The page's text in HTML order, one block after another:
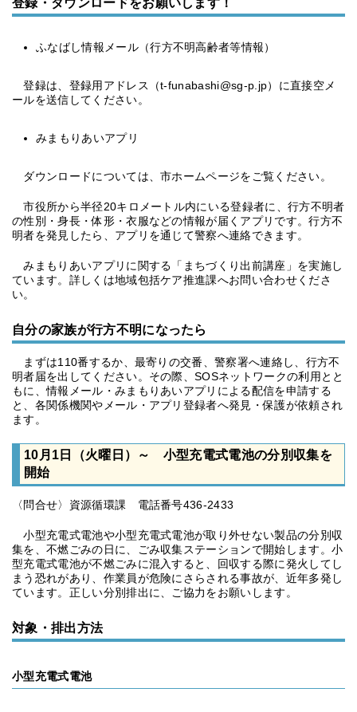
登録・ダウンロードをお願いします！
ふなばし情報メール（行方不明高齢者等情報）
登録は、登録用アドレス（t-funabashi@sg-p.jp）に直接空メ
ールを送信してください。
みまもりあいアプリ
ダウンロードについては、市ホームページをご覧ください。
市役所から半径20キロメートル内にいる登録者に、行方不明者
の性別・身長・体形・衣服などの情報が届くアプリです。行方不
明者を発見したら、アプリを通じて警察へ連絡できます。
みまもりあいアプリに関する「まちづくり出前講座」を実施し
ています。詳しくは地域包括ケア推進課へお問い合わせくださ
い。
自分の家族が行方不明になったら
まずは110番するか、最寄りの交番、警察署へ連絡し、行方不
明者届を出してください。その際、SOSネットワークの利用とと
もに、情報メール・みまもりあいアプリによる配信を申請する
と、各関係機関やメール・アプリ登録者へ発見・保護が依頼され
ます。
10月1日（火曜日）～ 小型充電式電池の分別収集を
開始
〈問合せ〉資源循環課 電話番号436-2433
小型充電式電池や小型充電式電池が取り外せない製品の分別収
集を、不燃ごみの日に、ごみ収集ステーションで開始します。小
型充電式電池が不燃ごみに混入すると、回収する際に発火してし
まう恐れがあり、作業員が危険にさらされる事故が、近年多発し
ています。正しい分別排出に、ご協力をお願いします。
対象・排出方法
小型充電式電池